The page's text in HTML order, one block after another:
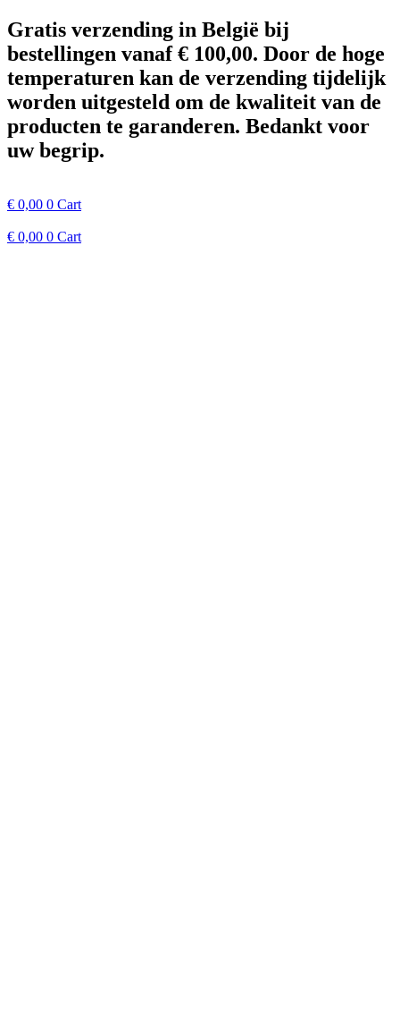
Spring
naar
de
inhoud
Gratis verzending in België bij
bestellingen vanaf € 100,00. Door de hoge
temperaturen kan de verzending tijdelijk
worden uitgesteld om de kwaliteit van de
producten te garanderen. Bedankt voor
uw begrip.
€ 0,00 0 Cart
€ 0,00 0 Cart